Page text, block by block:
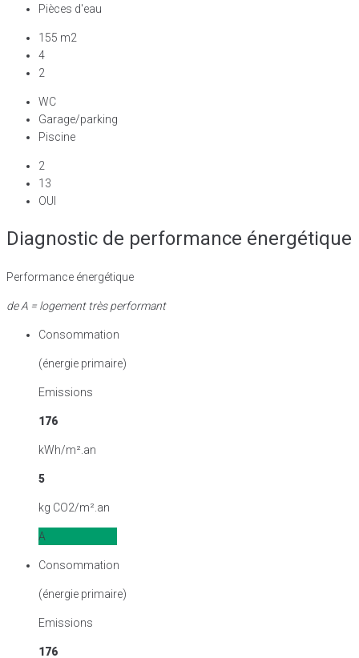
Pièces d'eau
155 m2
4
2
WC
Garage/parking
Piscine
2
13
OUI
Diagnostic de performance énergétique
Performance énergétique
de A = logement très performant
Consommation
(énergie primaire)
Emissions
176
kWh/m².an
5
kg CO2/m².an
A
Consommation
(énergie primaire)
Emissions
176